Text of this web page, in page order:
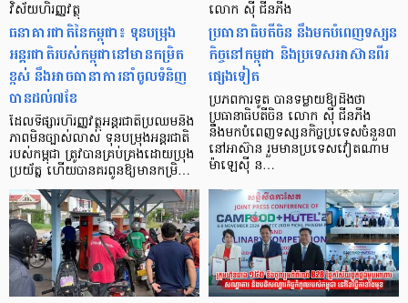
វិស័យហិរញ្ញវត្ថុ
ធនាគារជាតិនៃកម្ពុជា៖ ទុនបម្រុង
អន្តរជាតិរបស់កម្ពុជានៅមានកម្រិត
ខ្ពស់ នឹងអាចធានាការនាំចូលទំនិញ
បានដល់៧ខែ
ដែលទីផ្សារហិរញ្ញវត្ថុអន្តរជាតិប្រឈមនឹង
ភាពមិនច្បាស់លាស់ ទុនបម្រុងអន្តរជាតិ
របស់កម្ពុជា ត្រូវបានគ្រប់គ្រងដោយប្រុង
ប្រយ័ត្ន ហើយបានគរពូនឱ្យមានកម្រិ…
លោក ស៊ី ជីនភីង
ប្រធានាធិបតីចិន នឹងមកបំពេញទស្សន
កិច្ចនៅកម្ពុជា និងប្រទេសអាស៊ានពីរ
ផ្សេងទៀត
ប្រភពការទូត បានទម្លាយឱ្យដឹងថា
ប្រធានាធិបតីចិន លោក ស៊ី ជីនភីង
នឹងមកបំពេញទស្សនកិច្ចប្រទេសចំនួន៣
នៅអាស៊ាន រួមមានប្រទេសវៀតណាម
ម៉ាឡេស៊ី ន…